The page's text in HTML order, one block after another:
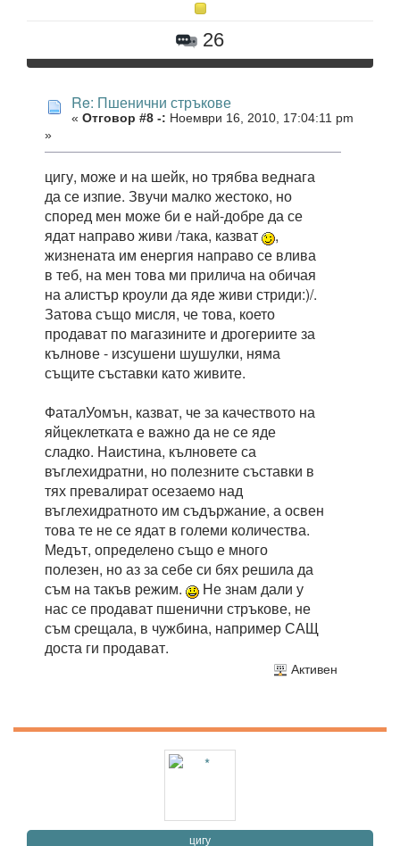
26
Re: Пшенични стръкове
« Отговор #8 -: Ноември 16, 2010, 17:04:11 pm
»
цигу, може и на шейк, но трябва веднага
да се изпие. Звучи малко жестоко, но
според мен може би е най-добре да се
ядат направо живи /така, казват
,
жизнената им енергия направо се влива
в теб, на мен това ми прилича на обичая
на алистър кроули да яде живи стриди:)/.
Затова също мисля, че това, което
продават по магазините и дрогериите за
кълнове - изсушени шушулки, няма
същите съставки като живите.
ФаталУомън, казват, че за качеството на
яйцеклетката е важно да не се яде
сладко. Наистина, кълновете са
въглехидратни, но полезните съставки в
тях превалират осезаемо над
въглехидратното им съдържание, а освен
това те не се ядат в големи количества.
Медът, определено също е много
полезен, но аз за себе си бях решила да
съм на такъв режим.
Не знам дали у
нас се продават пшенични стръкове, не
съм срещала, в чужбина, например САЩ
доста ги продават.
Активен
цигу